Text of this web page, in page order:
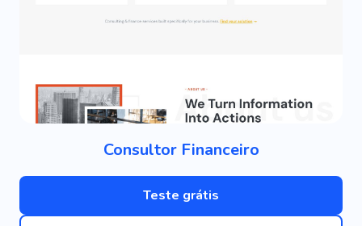
Consultor Financeiro
Teste grátis